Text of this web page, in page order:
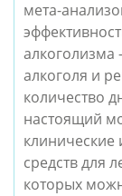
мета-
алкоголизма
алкоголя и
количество
настоящий
клинические
средств для
которых